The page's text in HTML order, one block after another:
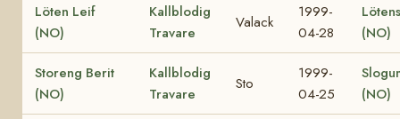
Löten Leif
(NO)
Kallblodig
Travare
Valack
1999-
04-28
(NO)
Storeng Berit
(NO)
Kallblodig
Travare
Sto
1999-
04-25
(NO)